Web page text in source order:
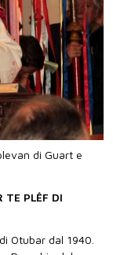
di Guart e
TE PLÊF DI
Otubar dal 1940.